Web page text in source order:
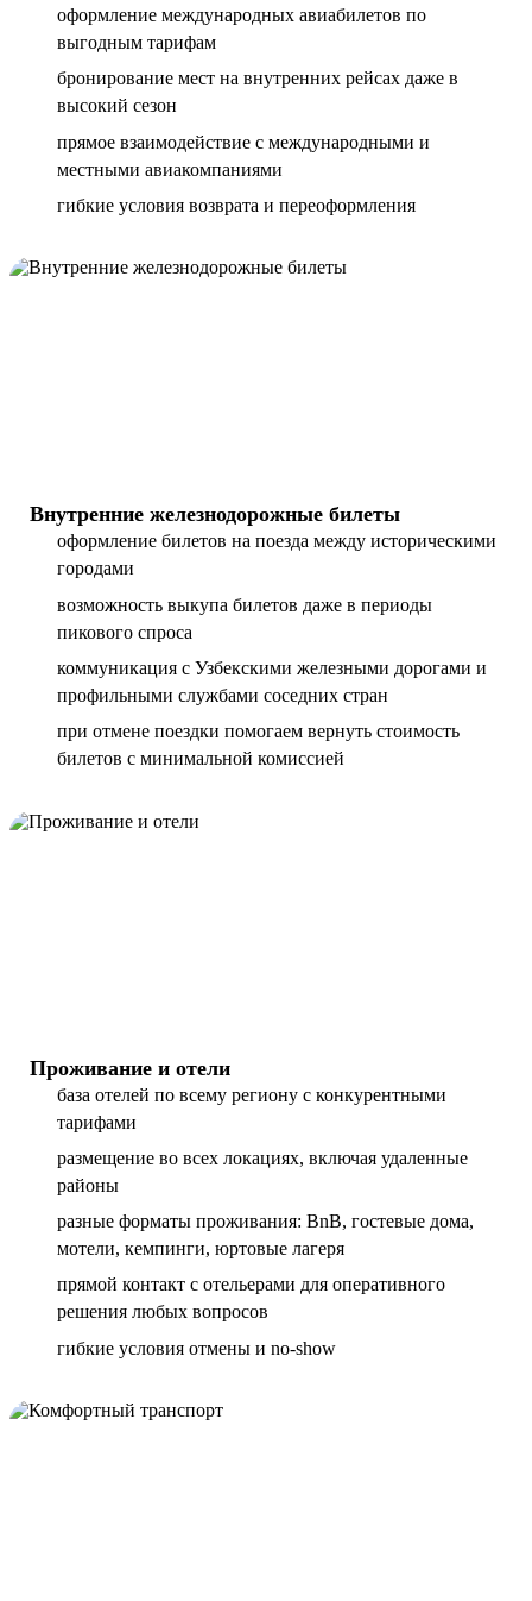
оформление международных авиабилетов по
выгодным тарифам
бронирование мест на внутренних рейсах даже в
высокий сезон
прямое взаимодействие с международными и
местными авиакомпаниями
гибкие условия возврата и переоформления
Внутренние железнодорожные билеты
оформление билетов на поезда между историческими
городами
возможность выкупа билетов даже в периоды
пикового спроса
коммуникация с Узбекскими железными дорогами и
профильными службами соседних стран
при отмене поездки помогаем вернуть стоимость
билетов с минимальной комиссией
Проживание и отели
база отелей по всему региону с конкурентными
тарифами
размещение во всех локациях, включая удаленные
районы
разные форматы проживания: BnB, гостевые дома,
мотели, кемпинги, юртовые лагеря
прямой контакт с отельерами для оперативного
решения любых вопросов
гибкие условия отмены и no-show